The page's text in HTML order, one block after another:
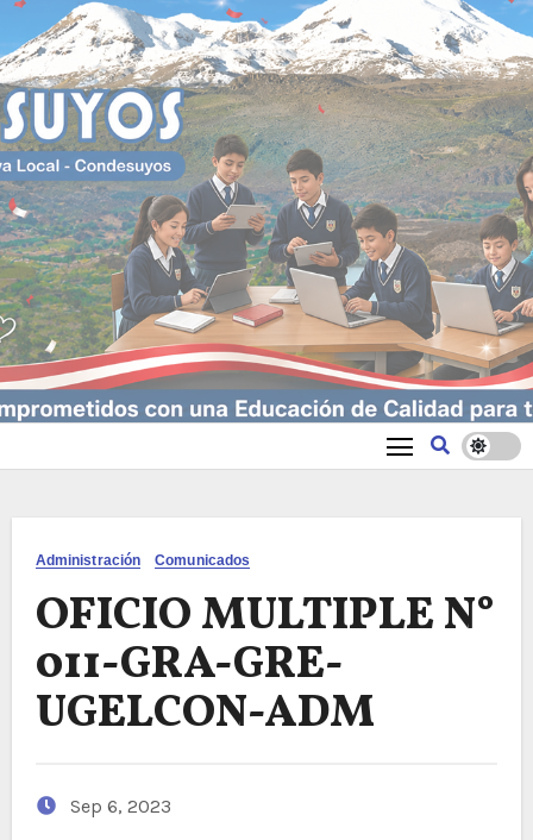
Administración Comunicados
OFICIO MULTIPLE N°
011-GRA-GRE-
UGELCON-ADM
Sep 6, 2023